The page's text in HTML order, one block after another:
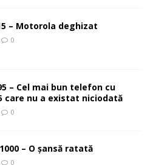
– Motorola deghizat
0
– Cel mai bun telefon cu
care nu a existat niciodată
0
– O şansă ratată
0